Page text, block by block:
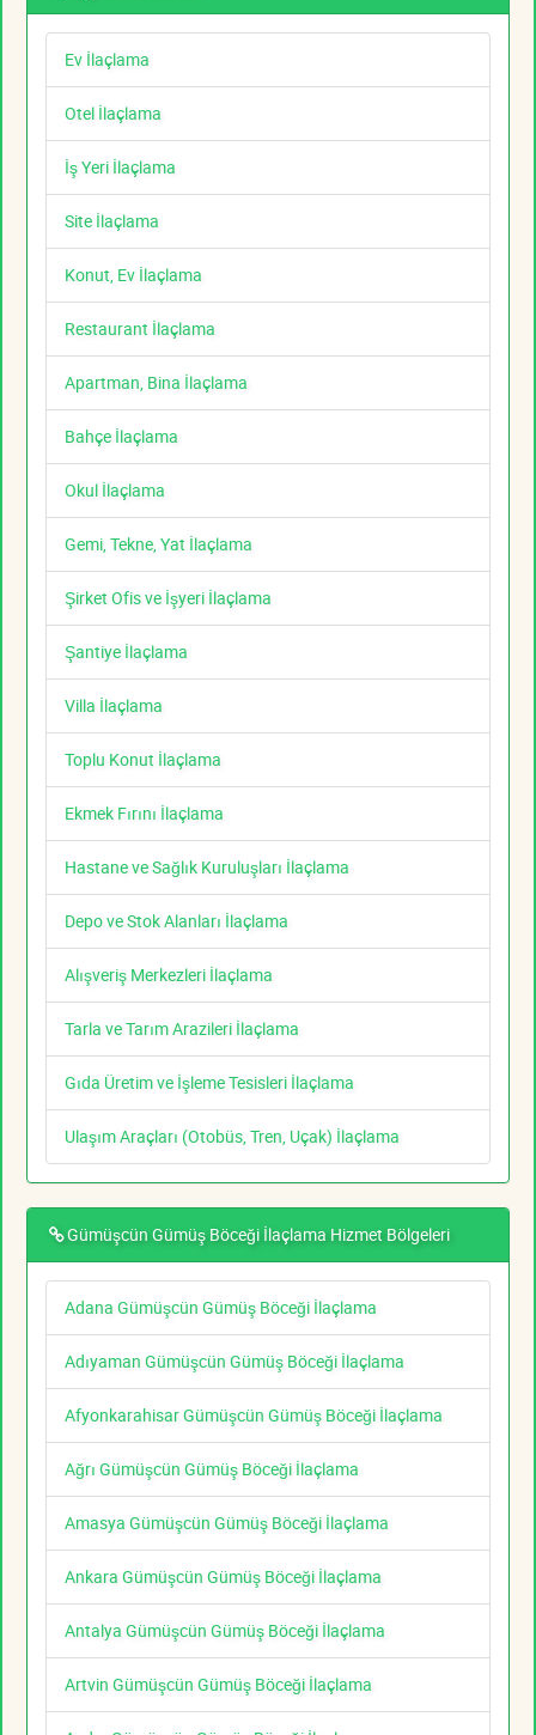
Ev İlaçlama
Otel İlaçlama
İş Yeri İlaçlama
Site İlaçlama
Konut, Ev İlaçlama
Restaurant İlaçlama
Apartman, Bina İlaçlama
Bahçe İlaçlama
Okul İlaçlama
Gemi, Tekne, Yat İlaçlama
Şirket Ofis ve İşyeri İlaçlama
Şantiye İlaçlama
Villa İlaçlama
Toplu Konut İlaçlama
Ekmek Fırını İlaçlama
Hastane ve Sağlık Kuruluşları İlaçlama
Depo ve Stok Alanları İlaçlama
Alışveriş Merkezleri İlaçlama
Tarla ve Tarım Arazileri İlaçlama
Gıda Üretim ve İşleme Tesisleri İlaçlama
Ulaşım Araçları (Otobüs, Tren, Uçak) İlaçlama
Gümüşcün Gümüş Böceği İlaçlama Hizmet Bölgeleri
Adana Gümüşcün Gümüş Böceği İlaçlama
Adıyaman Gümüşcün Gümüş Böceği İlaçlama
Afyonkarahisar Gümüşcün Gümüş Böceği İlaçlama
Ağrı Gümüşcün Gümüş Böceği İlaçlama
Amasya Gümüşcün Gümüş Böceği İlaçlama
Ankara Gümüşcün Gümüş Böceği İlaçlama
Antalya Gümüşcün Gümüş Böceği İlaçlama
Artvin Gümüşcün Gümüş Böceği İlaçlama